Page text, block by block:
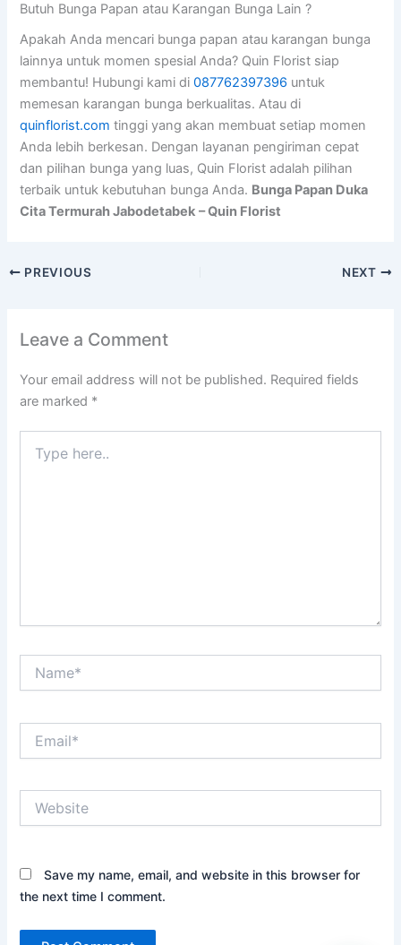
Butuh Bunga Papan atau Karangan Bunga Lain ?
Apakah Anda mencari bunga papan atau karangan bunga
lainnya untuk momen spesial Anda? Quin Florist siap
membantu! Hubungi kami di087762397396 untuk
memesan karangan bunga berkualitas. Atau di
quinflorist.com tinggi yang akan membuat setiap momen
Anda lebih berkesan. Dengan layanan pengiriman cepat
dan pilihan bunga yang luas, Quin Florist adalah pilihan
terbaik untuk kebutuhan bunga Anda. Bunga Papan Duka
Cita Termurah Jabodetabek – Quin Florist
PREVIOUS NEXT
Leave a Comment
Your email address will not be published. Required fields
are marked *
here..
Save my name, email, and website in this browser for
the next time I comment.